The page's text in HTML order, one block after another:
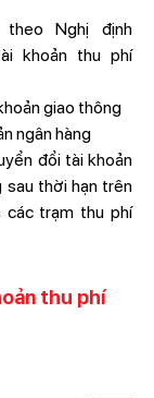
Nghị định
khoản thu phí
giao thông
ngân hàng
đổi tài khoản
sau thời hạn trên
các trạm thu phí
thu phí